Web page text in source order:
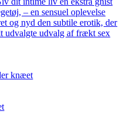
– en sensuel oplevelse
og nyd den subtile erotik, der
udvalgte udvalg af frækt sex
knæet